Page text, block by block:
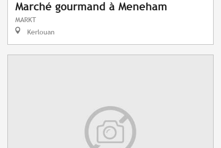
Marché gourmand à Meneham
MARKT
Kerlouan